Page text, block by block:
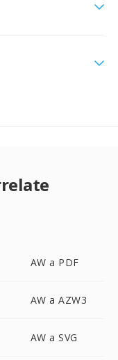
AW a PDF
AW a AZW3
AW a SVG